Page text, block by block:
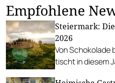
Empfohlene
Steiermark:
2026
Von Schokolade
tischt in diesem